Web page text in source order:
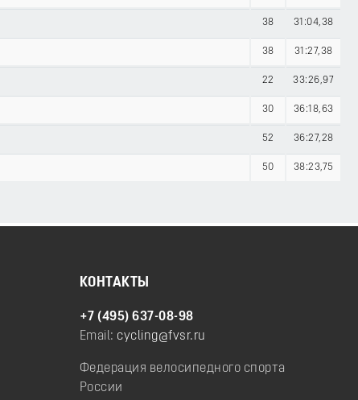
38 31:04,38
38 31:27,38
22 33:26,97
30 36:18,63
52 36:27,28
50 38:23,75
КОНТАКТЫ
+7 (495) 637-08-98
Email: cycling@fvsr.ru
Федерация велосипедного спорта
России